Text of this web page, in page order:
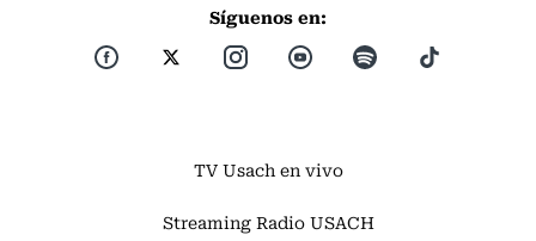
Síguenos en:
TV Usach en vivo
Streaming Radio USACH